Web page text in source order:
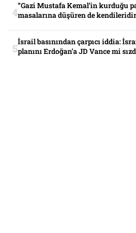
“Gazi Mustafa Kemal’in kurduğu
masalarına düşüren de
İsrail basınından çarpıcı iddia:
planını Erdoğan’a JD Vance mi